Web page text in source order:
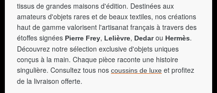
tissus de grandes maisons d'édition. Destinées aux
amateurs d'objets rares et de beaux textiles, nos créations
haut de gamme valorisent l'artisanat français à travers des
étoffes signées Pierre Frey, Lelièvre, Dedarou Hermès.
Découvrez notre sélection exclusive d'objets uniques
conçus à la main. Chaque pièce raconte une histoire
singulière. Consultez tous nos coussins de luxe et profitez
de la livraison offerte.